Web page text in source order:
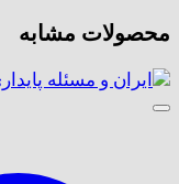
محصولات مشابه